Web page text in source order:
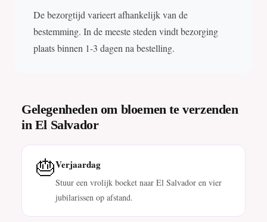
De bezorgtijd varieert afhankelijk van de
bestemming. In de meeste steden vindt bezorging
plaats binnen 1-3 dagen na bestelling.
Gelegenheden om bloemen te verzenden
in El Salvador
🎂Verjaardag
Stuur een vrolijk boeket naar El Salvador en vier
jubilarissen op afstand.